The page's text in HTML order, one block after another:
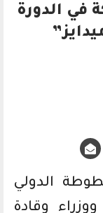
في الدورة
الدولي
وقادة